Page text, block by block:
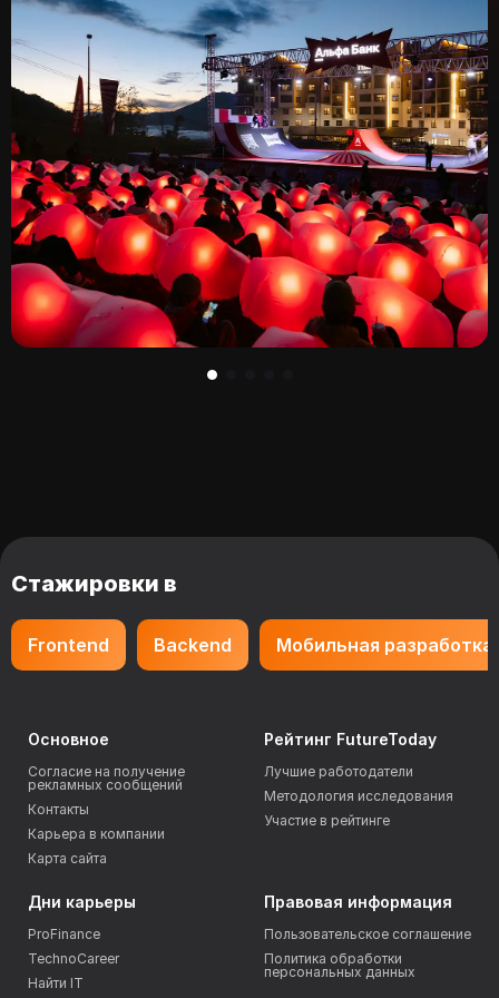
Стажировки в
Frontend Backend Мобильная разработка
Основное
Согласие на получение
рекламных сообщений
Контакты
Карьера в компании
Карта сайта
Рейтинг FutureToday
Лучшие работодатели
Методология исследования
Участие в рейтинге
Дни карьеры
ProFinance
TechnoCareer
Найти IT
Правовая информация
Пользовательское соглашение
Политика обработки
персональных данных